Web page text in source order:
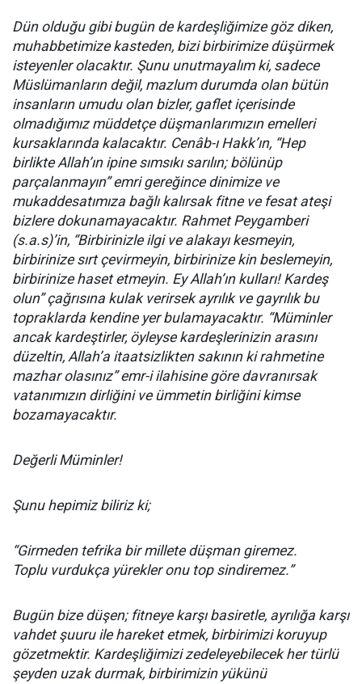
Dün olduğu gibi bugün de kardeşliğimize göz diken,
muhabbetimize kasteden, bizi birbirimize düşürmek
isteyenler olacaktır. Şunu unutmayalım ki, sadece
Müslümanların değil, mazlum durumda olan bütün
insanların umudu olan bizler, gaflet içerisinde
olmadığımız müddetçe düşmanlarımızın emelleri
kursaklarında kalacaktır. Cenâb-ı Hakk’ın, “Hep
birlikte Allah’ın ipine sımsıkı sarılın; bölünüp
parçalanmayın” emri gereğince dinimize ve
mukaddesatımıza bağlı kalırsak fitne ve fesat ateşi
bizlere dokunamayacaktır. Rahmet Peygamberi
(s.a.s)’in, “Birbirinizle ilgi ve alakayı kesmeyin,
birbirinize sırt çevirmeyin, birbirinize kin beslemeyin,
birbirinize haset etmeyin. Ey Allah’ın kulları! Kardeş
olun” çağrısına kulak verirsek ayrılık ve gayrılık bu
topraklarda kendine yer bulamayacaktır. “Müminler
ancak kardeştirler, öyleyse kardeşlerinizin arasını
düzeltin, Allah’a itaatsizlikten sakının ki rahmetine
mazhar olasınız” emr-i ilahisine göre davranırsak
vatanımızın dirliğini ve ümmetin birliğini kimse
bozamayacaktır.
Değerli Müminler!
Şunu hepimiz biliriz ki;
“Girmeden tefrika bir millete düşman giremez.
Toplu vurdukça yürekler onu top sindiremez.”
Bugün bize düşen; fitneye karşı basiretle, ayrılığa karşı
vahdet şuuru ile hareket etmek, birbirimizi koruyup
gözetmektir. Kardeşliğimizi zedeleyebilecek her türlü
şeyden uzak durmak, birbirimizin yükünü